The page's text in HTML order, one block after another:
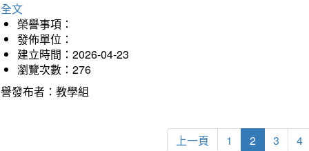
文
榮譽事項：
發佈單位：
建立時間：2026-04-23
瀏覽次數：276
發布者：教學組
上一頁 1 2 3 4